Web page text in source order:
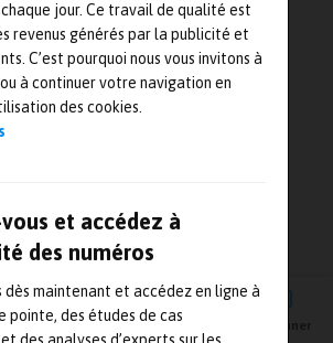
jour. Ce travail de qualité est
revenus générés par la publicité et
C’est pourquoi nous vous invitons à
à continuer votre navigation en
des cookies.
et accédez à
des numéros
dès maintenant et accédez en ligne à
pointe, des études de cas
Newsletter Vidéos S'abonner